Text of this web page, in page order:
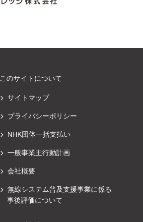
このサイトについて
サイトマップ
プライバシーポリシー
NHK団体一括支払い
一般事業主行動計画
会社概要
無線システム普及支援事業に係る
事後評価について